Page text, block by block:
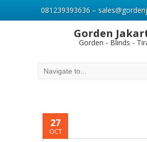
Gorden
Gorden - Blinds -
27
OCT
081239393636 –